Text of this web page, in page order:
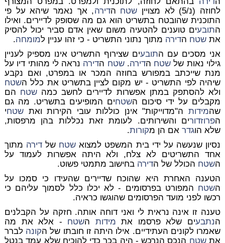
לחוזה (נ/5) לא מצויין
שטח הדירה, אך נאמר שיהא על פי
התוכנית שהובטח בתשריט הוא גם מה שסופק לדיירים. ואילו
התובעים טוענים להטעיה משום שאין אדם סביר יכול להסיק
את שטח הדירה מתוך נתוני התשריט - כי זהו עניין למומחה.
אני מסכים עם התובעים שצירוף התשריט אינו מספיק לעניין
גילוי נאות של שטח הדירה.שטח הדירה נראה לי מהותי דיו על
מנת שייכתב במפורש בחוזה המכר או במפרט, ואם נקבע
שיהיה לפי התשריט - יש מקום לציין בתשריט את כלל השטח
ולא להסתפק במתן אפשרות לדיירים לחשב כמה שטח הם
מקבלים על ידי סיכום השטחים המופיעים בתשריט. מה גם
שהמידותה"מדוייקות" אינן כוללות עובי הקירות ואתשטחי
הפרוזדורים והשירותים. לעומת זאת נכללות בהן מרפסות,
שלא הוגדראם הן מקורות.
נסיון שנעשה על ידי בית המשפט למצוא שטח של דירה מתוך
אחד התשריטים לא צלח, ולא היתה אפשרות לעמוד על
השטח הכולל של הדירה בחישוב מתמטי פשוט.
הטענה האחרת היא שהוכח שדיירים שהעידו כי סמכו על
השטח המפורט בפרסומים - לא יכלו כלל לסמוך עליהם כי
רכשו לפני מועד הפרסומים שהוגשו כראיה.
טענה זו אינה נראית לי ואני דוחה אותה. חזקה על הקבלנים
הנתבעים שלא פרסמו את מידות השטח - אלא את מה
שאמרו לקונים העתידיים. אילו היתה זו חובתו של הקונה לברר
אתשטח הנכס הנרכש - היה בכך כדי להוכיח שלא עמד בנטל